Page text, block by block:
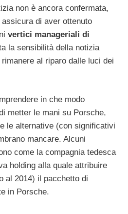
non è ancora confermata,
di aver ottenuto
vertici manageriali di
la sensibilità della notizia
al riparo dalle luci dei
in che modo
metter le mani su Porsche,
le alternative (con significativi
mancare. Alcuni
come la compagnia tedesca
holding alla quale attribuire
al 2014) il pacchetto di
in Porsche.